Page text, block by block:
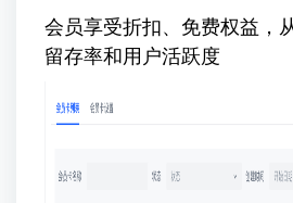
会员享受折扣、免费权益，
留存率和用户活跃度